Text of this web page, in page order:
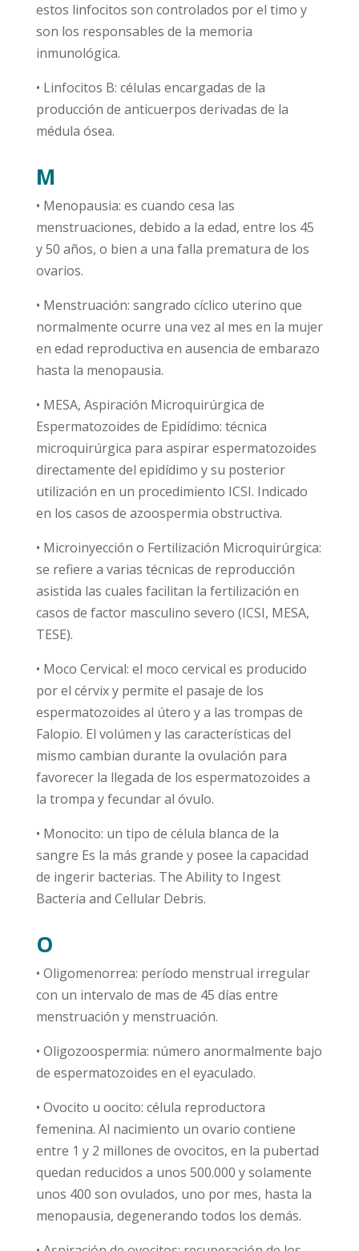
estos linfocitos son controlados por el timo y
son los responsables de la memoria
inmunológica.
• Linfocitos B: células encargadas de la
producción de anticuerpos derivadas de la
médula ósea.
M
• Menopausia: es cuando cesa las
menstruaciones, debido a la edad, entre los 45
y 50 años, o bien a una falla prematura de los
ovarios.
• Menstruación: sangrado cíclico uterino que
normalmente ocurre una vez al mes en la mujer
en edad reproductiva en ausencia de embarazo
hasta la menopausia.
• MESA, Aspiración Microquirúrgica de
Espermatozoides de Epidídimo: técnica
microquirúrgica para aspirar espermatozoides
directamente del epidídimo y su posterior
utilización en un procedimiento ICSI. Indicado
en los casos de azoospermia obstructiva.
• Microinyección o Fertilización Microquirúrgica:
se refiere a varias técnicas de reproducción
asistida las cuales facilitan la fertilización en
casos de factor masculino severo (ICSI, MESA,
TESE).
• Moco Cervical: el moco cervical es producido
por el cérvix y permite el pasaje de los
espermatozoides al útero y a las trompas de
Falopio. El volúmen y las características del
mismo cambian durante la ovulación para
favorecer la llegada de los espermatozoides a
la trompa y fecundar al óvulo.
• Monocito: un tipo de célula blanca de la
sangre Es la más grande y posee la capacidad
de ingerir bacterias. The Ability to Ingest
Bacteria and Cellular Debris.
O
• Oligomenorrea: período menstrual irregular
con un intervalo de mas de 45 días entre
menstruación y menstruación.
• Oligozoospermia: número anormalmente bajo
de espermatozoides en el eyaculado.
• Ovocito u oocito: célula reproductora
femenina. Al nacimiento un ovario contiene
entre 1 y 2 millones de ovocitos, en la pubertad
quedan reducidos a unos 500.000 y solamente
unos 400 son ovulados, uno por mes, hasta la
menopausia, degenerando todos los demás.